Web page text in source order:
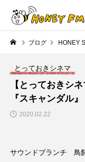
ハニーエフエム｜地域・人に
HOME ハニーFMの
NEW POST
JAZZ BAR COZY
ブログ HONEY
とっておきシネマ
【とっておきシ
『スキャンダル』
2020.02.22
サウンドブランチ 鳥